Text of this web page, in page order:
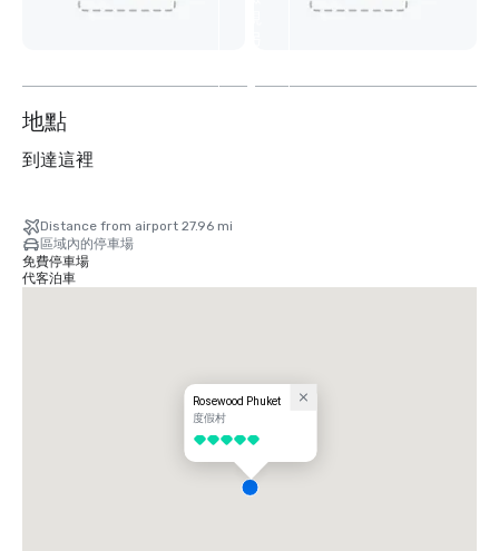
2
地點
到達這裡
Distance from airport 27.96 mi
區域內的停車場
免費停車場
代客泊車
Rosewood Phuket
度假村
5/5